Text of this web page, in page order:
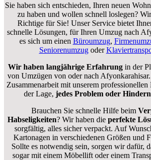
Sie haben sich entschieden, Ihren neuen
zu haben und wollen schnell loslegen?
Richtige für Sie! Unser Service bietet
schnelle Lösungen, für Ihren Umzug nach
es sich um einen Büroumzug,
Seniorenumzugoder
Wir haben langjährige Erfahrung in der
von Umzügen von oder nach
Zusammenarbeit mit unserem
der Lage, jedes Problem oder
Brauchen Sie schnelle Hilfe beim
Habseligkeiten? Wir haben die perfekte
sorgfältig, alles sicher verpackt. Auf
Kartonagen in verschiedenen Größen und
Sollte es notwendig sein, sorgen wir dafür,
sogar mit einem Möbellift oder einem